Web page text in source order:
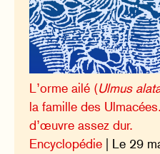
L’orme ailé (Ulmus
la famille des
d’œuvre assez dur.
Encyclopédie | Le 29